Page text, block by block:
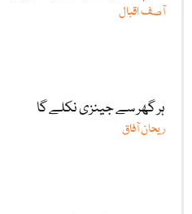
آصف اقبال
ہر گھر سے جینزی نکلے گا
ریحان آفاق